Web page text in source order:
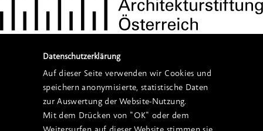
Datenschutzerklärung
Auf dieser Seite verwenden wir Cookies und
speichern anonymisierte, statistische Daten
zur Auswertung der Website-Nutzung.
Mit dem Drücken von "OK" oder dem